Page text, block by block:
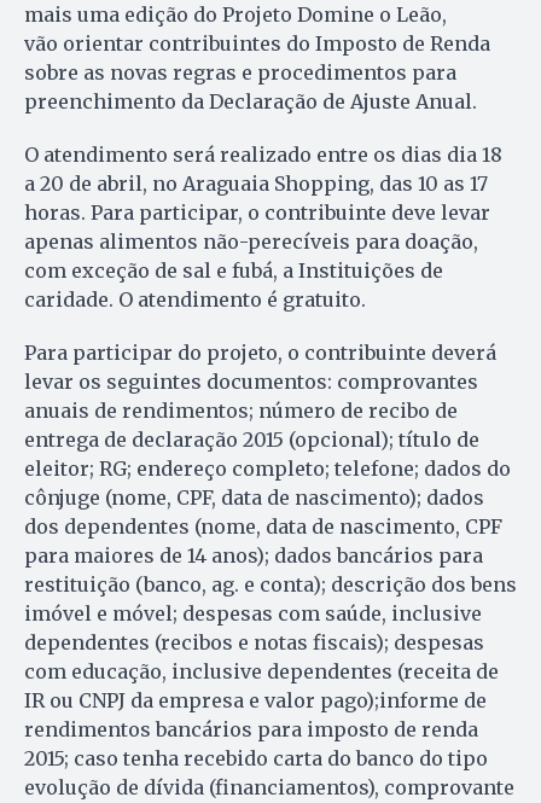
mais uma edição do Projeto Domine o Leão,
vão orientar contribuintes do Imposto de Renda
sobre as novas regras e procedimentos para
preenchimento da Declaração de Ajuste Anual.
O atendimento será realizado entre os dias dia 18
a 20 de abril, no Araguaia Shopping, das 10 as 17
horas. Para participar, o contribuinte deve levar
apenas alimentos não-perecíveis para doação,
com exceção de sal e fubá, a Instituições de
caridade. O atendimento é gratuito.
Para participar do projeto, o contribuinte deverá
levar os seguintes documentos: comprovantes
anuais de rendimentos; número de recibo de
entrega de declaração 2015 (opcional); título de
eleitor; RG; endereço completo; telefone; dados do
cônjuge (nome, CPF, data de nascimento); dados
dos dependentes (nome, data de nascimento, CPF
para maiores de 14 anos); dados bancários para
restituição (banco, ag. e conta); descrição dos bens
imóvel e móvel; despesas com saúde, inclusive
dependentes (recibos e notas fiscais); despesas
com educação, inclusive dependentes (receita de
IR ou CNPJ da empresa e valor pago);informe de
rendimentos bancários para imposto de renda
2015; caso tenha recebido carta do banco do tipo
evolução de dívida (financiamentos), comprovante